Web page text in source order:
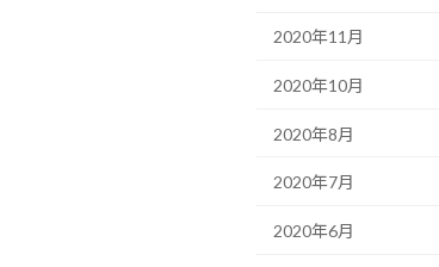
2020年11月
2020年10月
2020年8月
2020年7月
2020年6月